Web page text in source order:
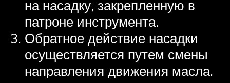
на насадку, закрепленную в
патроне инструмента.
Обратное действие насадки
осуществляется путем смены
направления движения масла.